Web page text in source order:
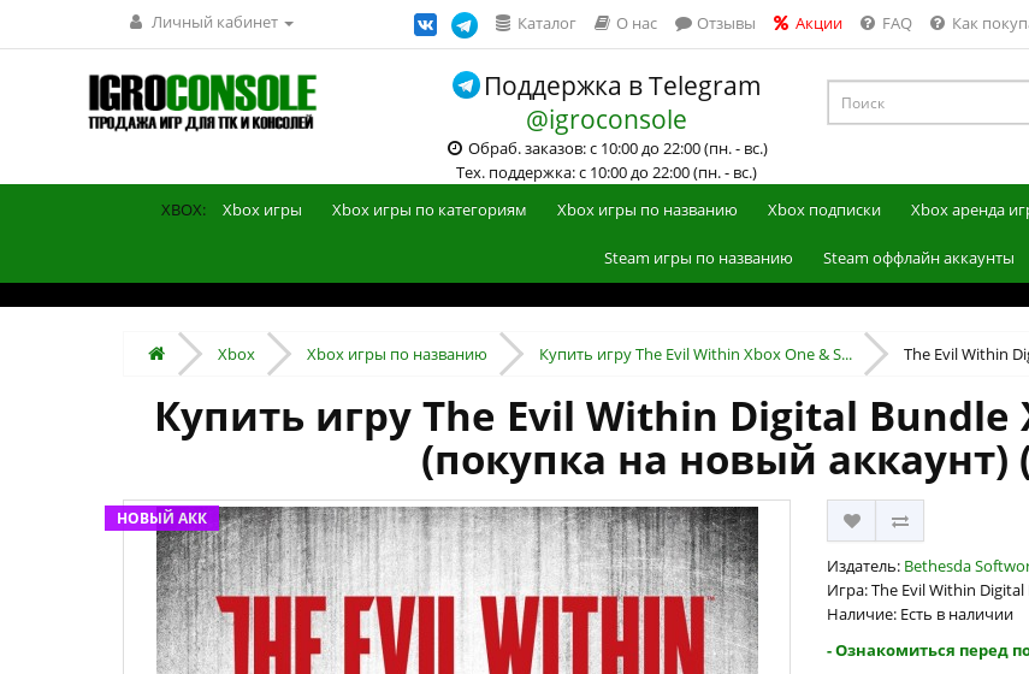
Личный кабинет Каталог О нас Отзывы Акции FAQ Как
Поддержка в Telegram
@igroconsole
Обраб. заказов: с 10:00 до 22:00 (пн. - вс.)
Тех. поддержка: с 10:00 до 22:00 (пн. - вс.)
XBOX: Xbox игры Xbox игры по категориям Xbox игры по названию Xbox подписки Xbox аренда
Steam игры по названию Steam оффлайн аккаунты
Xbox Xbox игры по названию Купить игру The Evil Within Xbox One & S... The Evil Within
Купить игру The Evil Within Digital Bundle
(покупка на новый аккаунт)
НОВЫЙ АКК
Издатель: Bethesda
Игра: The Evil Within
Наличие: Есть в наличии
- Ознакомиться перед